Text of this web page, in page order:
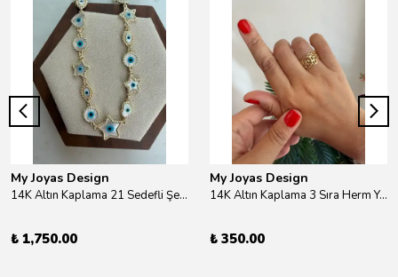
My Joyas Design
14K Altın Kaplama 21 Sedefli Şekiller Kolye 46cm
₺ 1,750.00
My Joyas Design
14K Altın Kaplama 3 Sıra Herm Yüzük Gold
₺ 350.00